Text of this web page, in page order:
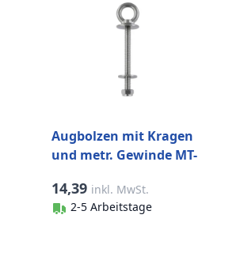
Augbolzen mit Kragen
und metr. Gewinde MT-
Edelstahl-316 (A4)
14,39 inkl. MwSt.
2-5 Arbeitstage